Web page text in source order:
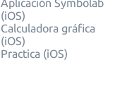
Aplicación Symbolab
(iOS)
Calculadora gráfica
(iOS)
Practica (iOS)